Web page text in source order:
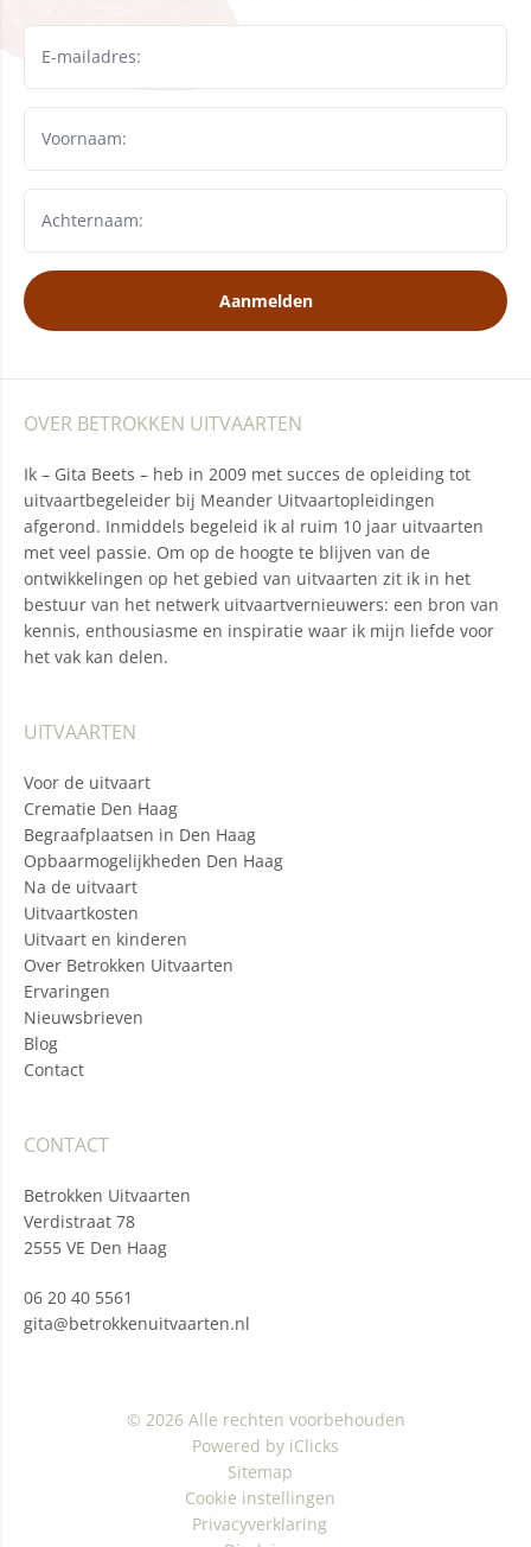
Aanmelden
OVER BETROKKEN UITVAARTEN
Ik – Gita Beets – heb in 2009 met succes de opleiding tot
uitvaartbegeleider bij Meander Uitvaartopleidingen
afgerond. Inmiddels begeleid ik al ruim 10 jaar uitvaarten
met veel passie. Om op de hoogte te blijven van de
ontwikkelingen op het gebied van uitvaarten zit ik in het
bestuur van het netwerk uitvaartvernieuwers: een bron van
kennis, enthousiasme en inspiratie waar ik mijn liefde voor
het vak kan delen.
UITVAARTEN
Voor de uitvaart
Crematie Den Haag
Begraafplaatsen in Den Haag
Opbaarmogelijkheden Den Haag
Na de uitvaart
Uitvaartkosten
Uitvaart en kinderen
Over Betrokken Uitvaarten
Ervaringen
Nieuwsbrieven
Blog
Contact
CONTACT
Betrokken Uitvaarten
Verdistraat 78
2555 VE Den Haag
06 20 40 5561
gita@betrokkenuitvaarten.nl
© 2026 Alle rechten voorbehouden
Powered by iClicks
Sitemap
Cookie instellingen
Privacyverklaring